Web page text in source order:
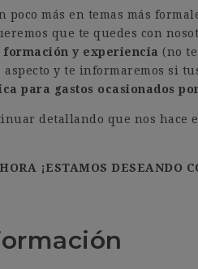
poco más en temas más
que te quedes con
formación y experiencia (no
aspecto y te informaremos si
para gastos ocasionados
detallando que nos hace
¡ESTAMOS DESEANDO